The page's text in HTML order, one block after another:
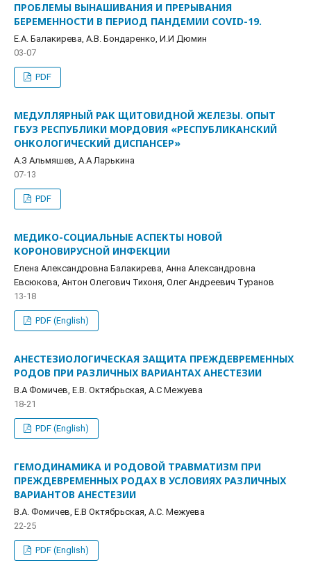
ПРОБЛЕМЫ ВЫНАШИВАНИЯ И ПРЕРЫВАНИЯ
БЕРЕМЕННОСТИ В ПЕРИОД ПАНДЕМИИ COVID-19.
Е.А. Балакирева, А.В. Бондаренко, И.И Дюмин
03-07
PDF
МЕДУЛЛЯРНЫЙ РАК ЩИТОВИДНОЙ ЖЕЛЕЗЫ. ОПЫТ
ГБУЗ РЕСПУБЛИКИ МОРДОВИЯ «РЕСПУБЛИКАНСКИЙ
ОНКОЛОГИЧЕСКИЙ ДИСПАНСЕР»
А.З Альмяшев, А.А Ларькина
07-13
PDF
МЕДИКО-СОЦИАЛЬНЫЕ АСПЕКТЫ НОВОЙ
КОРОНОВИРУСНОЙ ИНФЕКЦИИ
Елена Александровна Балакирева, Анна Александровна
Евсюкова, Антон Олегович Тихоня, Олег Андреевич Туранов
13-18
PDF (English)
АНЕСТЕЗИОЛОГИЧЕСКАЯ ЗАЩИТА ПРЕЖДЕВРЕМЕННЫХ
РОДОВ ПРИ РАЗЛИЧНЫХ ВАРИАНТАХ АНЕСТЕЗИИ
В.А Фомичев, Е.В. Октябрьская, А.С Meжуева
18-21
PDF (English)
ГЕМОДИНАМИКА И РОДОВОЙ ТРАВМАТИЗМ ПРИ
ПРЕЖДЕВРЕМЕННЫХ РОДАХ В УСЛОВИЯХ РАЗЛИЧНЫХ
ВАРИАНТОВ АНЕСТЕЗИИ
В.А. Фомичев, Е.В Октябрьская, А.С. Meжуева
22-25
PDF (English)